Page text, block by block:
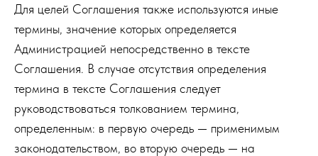
Для целей Соглашения также используются иные
термины, значение которых определяется
Администрацией непосредственно в тексте
Соглашения. В случае отсутствия определения
термина в тексте Соглашения следует
руководствоваться толкованием термина,
определенным: в первую очередь — применимым
законодательством, во вторую очередь — на